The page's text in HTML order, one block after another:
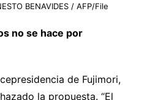
BENAVIDES / AFP/File
no se hace por
de Fujimori,
la propuesta. “El